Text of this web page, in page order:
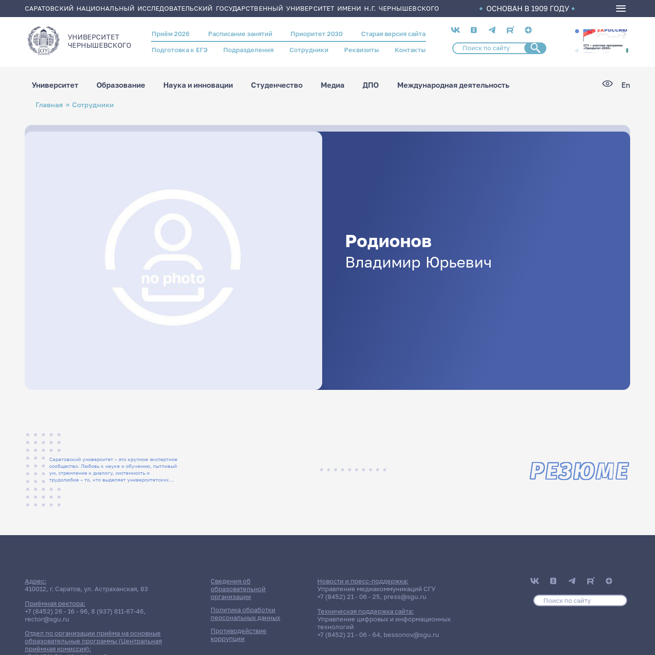
САРАТОВСКИЙ НАЦИОНАЛЬНЫЙ ИССЛЕДОВАТЕЛЬСКИЙ ГОСУДАРСТВЕННЫЙ УНИВЕРСИТЕТ ИМЕНИ Н.Г. ЧЕРНЫШЕВСКОГО ОСНОВАН В 1909 ГОДУ
УНИВЕРСИТЕТ
ЧЕРНЫШЕВСКОГO
Header
menu
Приём 2026 Расписание занятий Приоритет 2030 Старая версия сайта
Подготовка к ЕГЭ Подразделения Сотрудники Реквизиты Контакты
Социальные
сети
Университет Образование Наука и инновации Студенчество Медиа ДПО Международная деятельность En
Строка
навигации
Главная Сотрудники
Родионов
Владимир Юрьевич
Саратовский университет – это крупное экспертное
сообщество. Любовь к науке и обучению, пытливый
ум, стремление к диалогу, системность и
трудолюбие – то, что выделяет университетских
РЕЗЮМЕ
Адрес:
410012, г. Саратов, ул. Астраханская, 83
Приёмная ректора:
+7 (8452) 26 - 16 - 96, 8 (937) 811-67-46,
rector@sgu.ru
Отдел по организации приёма на основные
образовательные программы (Центральная
приёмная комиссия):
Сведения об
образовательной
организации
Политика обработки
персональных данных
Противодействие
коррупции
Новости и пресс-поддержка:
Управление медиакоммуникаций СГУ
+7 (8452) 21 - 06 - 25, press@sgu.ru
Техническая поддержка сайта:
Управление цифровых и информационных
технологий
+7 (8452) 21 - 06 - 64, bessonov@sgu.ru